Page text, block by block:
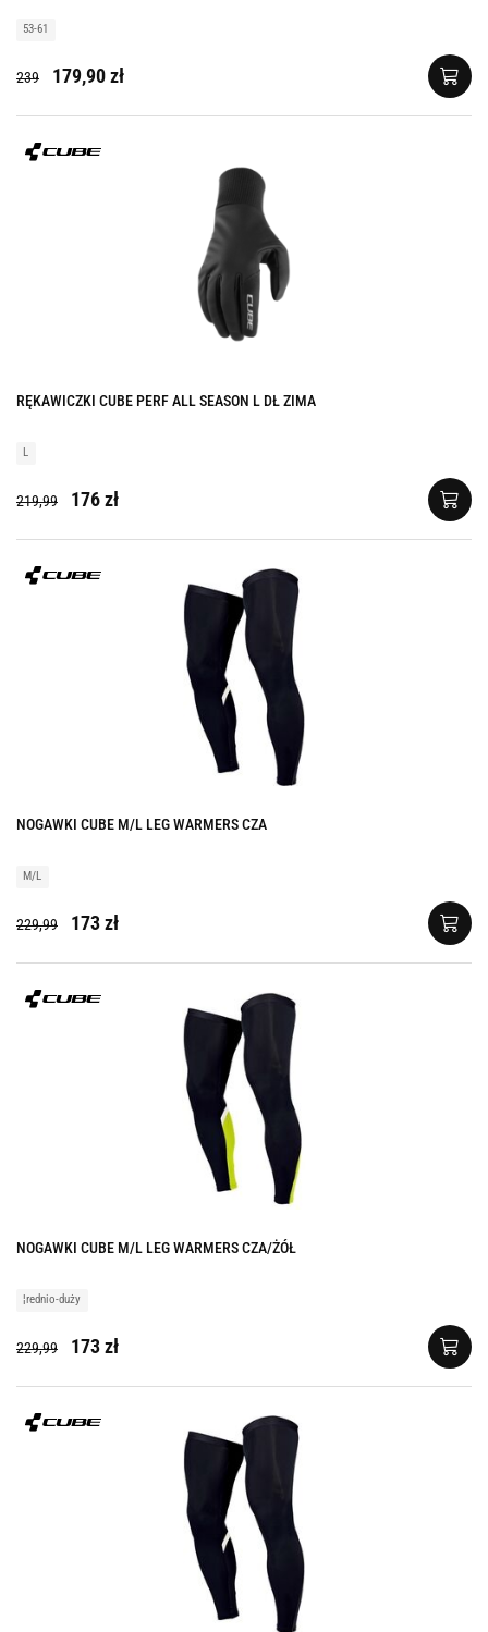
53-61
239 179,90 zł
RĘKAWICZKI CUBE PERF ALL SEASON L DŁ ZIMA
L
219,99 176 zł
NOGAWKI CUBE M/L LEG WARMERS CZA
M/L
229,99 173 zł
NOGAWKI CUBE M/L LEG WARMERS CZA/ŻÓŁ
¦rednio-duży
229,99 173 zł